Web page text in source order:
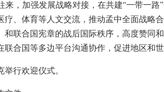
，加强发展战略对接，在共建“一带一
、体育等人文交流，推动孟中全面战略
联合国宪章的战后国际秩序，高度赞同
合国等多边平台沟通协作，促进地区和世
行欢迎仪式。